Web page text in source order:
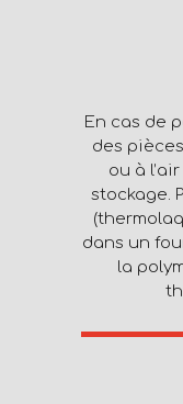
En cas de
des
ou à
stockage.
dans un
la